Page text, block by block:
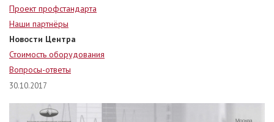
Проект профстандарта
Наши партнёры
Новости Центра
Стоимость оборудования
Вопросы-ответы
30.10.2017